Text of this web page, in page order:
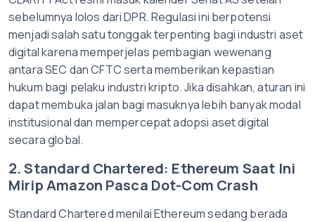
sebelumnya lolos dari DPR. Regulasi ini berpotensi
menjadi salah satu tonggak terpenting bagi industri aset
digital karena memperjelas pembagian wewenang
antara SEC dan CFTC serta memberikan kepastian
hukum bagi pelaku industri kripto. Jika disahkan, aturan ini
dapat membuka jalan bagi masuknya lebih banyak modal
institusional dan mempercepat adopsi aset digital
secara global.
2. Standard Chartered: Ethereum Saat Ini
Mirip Amazon Pasca Dot-Com Crash
Standard Chartered menilai Ethereum sedang berada